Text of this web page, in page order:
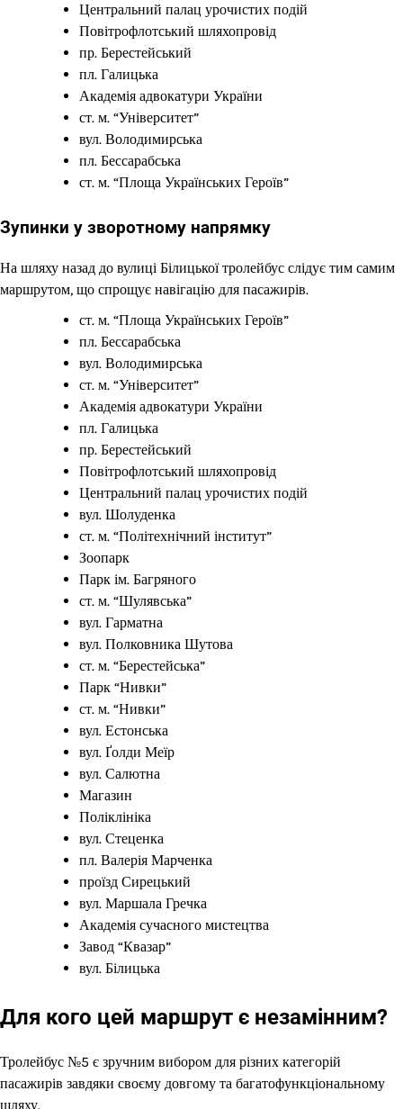
Центральний палац урочистих подій
Повітрофлотський шляхопровід
пр. Берестейський
пл. Галицька
Академія адвокатури України
ст. м. “Університет”
вул. Володимирська
пл. Бессарабська
ст. м. “Площа Українських Героїв”
Зупинки у зворотному напрямку
На шляху назад до вулиці Білицької тролейбус слідує тим самим
маршрутом, що спрощує навігацію для пасажирів.
ст. м. “Площа Українських Героїв”
пл. Бессарабська
вул. Володимирська
ст. м. “Університет”
Академія адвокатури України
пл. Галицька
пр. Берестейський
Повітрофлотський шляхопровід
Центральний палац урочистих подій
вул. Шолуденка
ст. м. “Політехнічний інститут”
Зоопарк
Парк ім. Багряного
ст. м. “Шулявська”
вул. Гарматна
вул. Полковника Шутова
ст. м. “Берестейська”
Парк “Нивки”
ст. м. “Нивки”
вул. Естонська
вул. Ґолди Меїр
вул. Салютна
Магазин
Поліклініка
вул. Стеценка
пл. Валерія Марченка
проїзд Сирецький
вул. Маршала Гречка
Академія сучасного мистецтва
Завод “Квазар”
вул. Білицька
Для кого цей маршрут є незамінним?
Тролейбус №5 є зручним вибором для різних категорій
пасажирів завдяки своєму довгому та багатофункціональному
шляху.